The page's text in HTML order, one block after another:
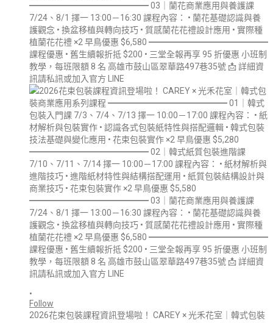
•
Follow
2026花束包裝課程資訊登場啦！ CAREY × 光禾花室｜韓式包裝